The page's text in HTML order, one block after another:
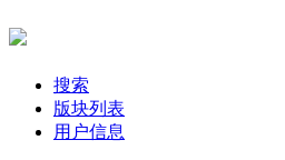
搜索
版块列表
用户信息